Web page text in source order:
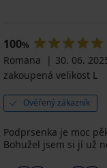
100%
Romana
30. 06.
zakoupená velikost L
Ověřený zákazník
Podprsenka je moc
Bohužel jsem si jí už